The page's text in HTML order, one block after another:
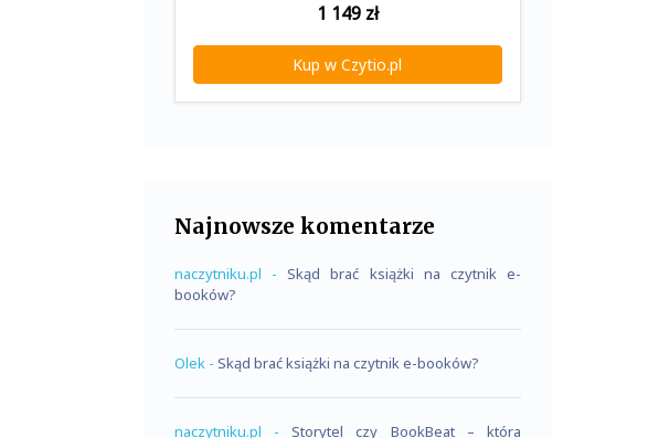
1 149zł
Kup w Czytio.pl
Najnowsze komentarze
naczytniku.pl - Skąd brać książki na czytnik e-
booków?
Olek - Skąd brać książki na czytnik e-booków?
naczytniku.pl - Storytel czy BookBeat – która